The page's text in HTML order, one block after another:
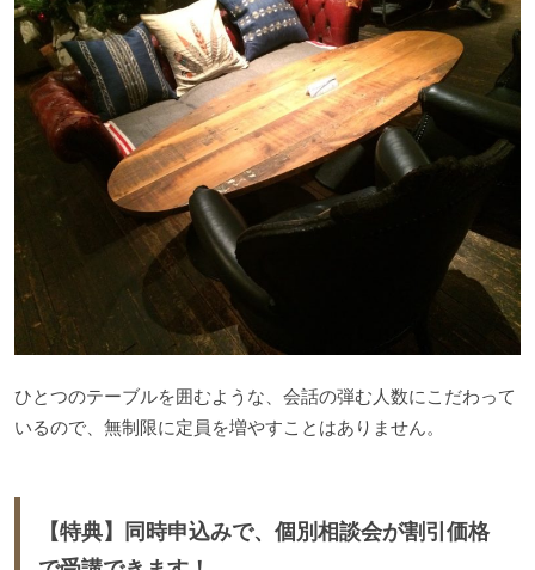
ひとつのテーブルを囲むような、会話の弾む人数にこだわって
いるので、無制限に定員を増やすことはありません。
【特典】同時申込みで、個別相談会が割引価格